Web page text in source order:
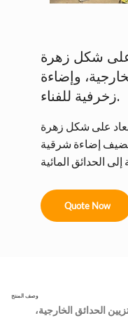
على شكل زهرة
وإضاءة
زخرفية للفناء.
على شكل زهرة
تضيف إضاءة شرقية
Quote Now
وصف المنتج
الحدائق الخارجية،